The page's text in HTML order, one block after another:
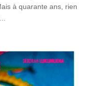
à quarante ans, rien